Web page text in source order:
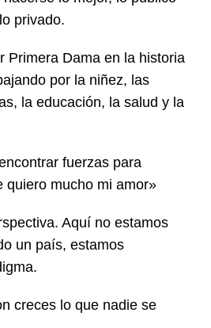
privado.
Primera Dama en la historia
por la niñez, las
la educación, la salud y la
fuerzas para
quiero mucho mi amor»
Aquí no estamos
un país, estamos
creces lo que nadie se